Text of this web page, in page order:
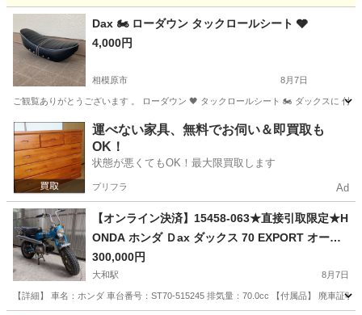
神奈川 相模原市 バイク
Dax 🏍️ ローダウン タックロールシート 🩶
4,000円
相模原市 8月7日
ご観覧ありがとうございます 。 ローダウン 🖤 タックロールシート 🏍️ ダックスに 付
神奈川 相模原市 その他 タックロールシート
運べない家具、無料でお伺い＆即買取も
OK！
状態が悪くてもOK！最大限買取します
プリフラ Ad
【オンライン決済】15458-063★直接引取限定★H
ONDA ホンダ Ｄax ダックス 70 EXPORT オート
バイ 70㏄ ST70-515245 廃車済 ジャンク★
300,000円
大和駅 8月7日
【詳細】 車名：ホンダ 車台番号：ST70-515245 排気量：70.0cc 【付属品】 廃車証